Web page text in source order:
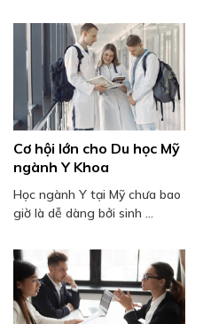
Cơ hội lớn cho Du học Mỹ
ngành Y Khoa
Học ngành Y tại Mỹ chưa bao
giờ là dễ dàng bởi sinh ...